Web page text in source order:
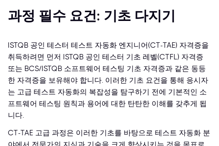
과정 필수 요건: 기초 다지기
ISTQB 공인 테스터 테스트 자동화 엔지니어(CT-TAE) 자격증을
취득하려면 먼저 ISTQB 공인 테스터 기초 레벨(CTFL) 자격증
또는 BCS/ISTQB 소프트웨어 테스팅 기초 자격증과 같은 동등
한 자격증을 보유해야 합니다. 이러한 기초 요건을 통해 응시자
는 고급 테스트 자동화의 복잡성을 탐구하기 전에 기본적인 소
프트웨어 테스팅 원칙과 용어에 대한 탄탄한 이해를 갖추게 됩
니다.
CT-TAE 고급 과정은 이러한 기초를 바탕으로 테스트 자동화 분